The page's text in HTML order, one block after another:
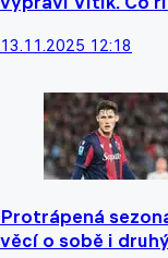
13.11.2025 12:18
Protrápená
věcí o sobě i